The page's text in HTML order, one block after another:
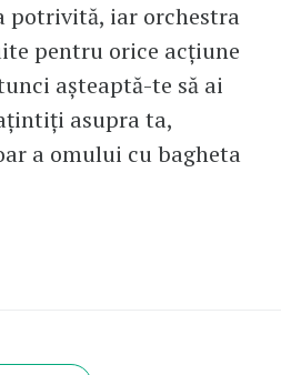
potrivită, iar orchestra
pentru orice acțiune
așteaptă-te să ai
asupra ta,
a omului cu bagheta